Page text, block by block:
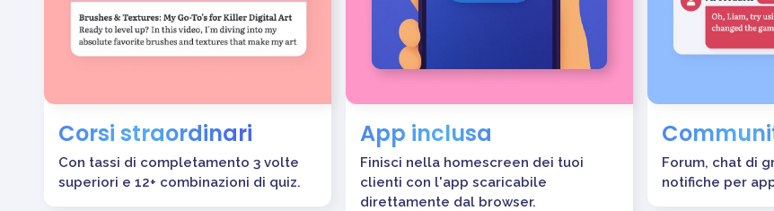
Corsi straordinari
Con tassi di completamento 3 volte
superiori e 12+ combinazioni di quiz.
App inclusa
Finisci nella homescreen dei tuoi
clienti con l'app scaricabile
direttamente dal browser.
Forum, chat di
notifiche per